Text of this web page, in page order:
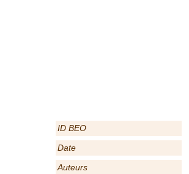
ID BEO
Date
Auteurs